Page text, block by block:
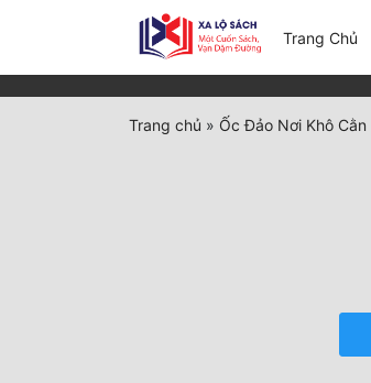
Trang Chủ
Trang chủ » Ốc Đảo Nơi Khô Cằn